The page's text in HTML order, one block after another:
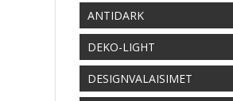
ANTIDARK
DEKO-LIGHT
DESIGNVALAISIMET